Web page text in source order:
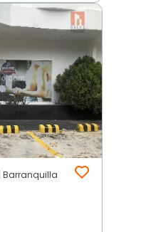
Barranquilla